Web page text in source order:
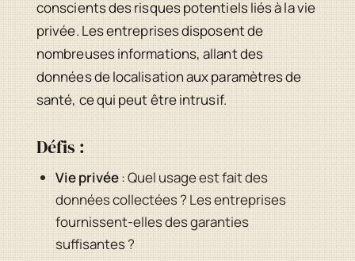
conscients des risques potentiels liés à la vie
privée. Les entreprises disposent de
nombreuses informations, allant des
données de localisation aux paramètres de
santé, ce qui peut être intrusif.
Défis :
Vie privée: Quel usage est fait des
données collectées ? Les entreprises
fournissent-elles des garanties
suffisantes ?